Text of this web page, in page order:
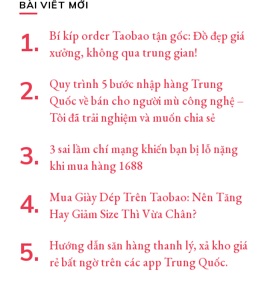
BÀI VIẾT MỚI
Bí kíp order Taobao tận gốc: Đồ đẹp giá
xưởng, không qua trung gian!
Quy trình 5 bước nhập hàng Trung
Quốc về bán cho người mù công nghệ –
Tôi đã trải nghiệm và muốn chia sẻ
3 sai lầm chí mạng khiến bạn bị lỗ nặng
khi mua hàng 1688
Mua Giày Dép Trên Taobao: Nên Tăng
Hay Giảm Size Thì Vừa Chân?
Hướng dẫn săn hàng thanh lý, xả kho giá
rẻ bất ngờ trên các app Trung Quốc.